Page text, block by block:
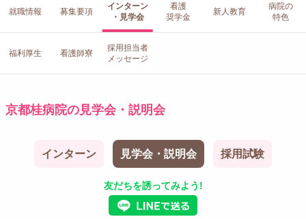
就職情報 募集要項
インターン
・見学会
看護
奨学金
新人教育
病院の
特色
福利厚生 看護師寮
採用担当者
メッセージ
京都桂病院の見学会・説明会
インターン 見学会・説明会 採用試験
友だちを誘ってみよう!